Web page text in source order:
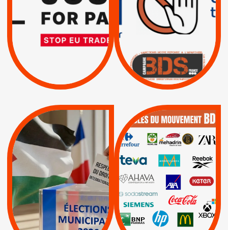
TOTALE DE
L’ACCORD
D’ASSOCIATION UE-
ISRAËL
| Pétitions
MÊME COMBAT
| Actus |
| Boycott militaire |
Lettres d'interpellation
MUNICIPALES 2026 :
JE VOTE POUR LE
RESPECT DU DROIT
INTERNATIONAL EN
PALESTINE
APPELS | Actus |
Espaces Sans
Apartheid
| Lettres d'interpellation
QUE BOYCOTTER ?
BOYCOTT /
AXA BNP | CAF |
Carrefour | HP |
Keter |
Livres et brochures |
Mehadrin | PUMA
Sodastream |